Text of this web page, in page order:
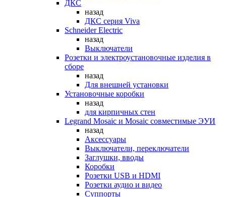
ДКС
назад
ДКС серия Viva
Schneider Electric
назад
Выключатели
Розетки и электроустановочные изделия в
сборе
назад
Для внешней установки
Установочные коробки
назад
для кирпичных стен
Legrand Mosaic и Mosaic совместимые ЭУИ
назад
Аксессуары
Выключатели, переключатели
Заглушки, вводы
Коробки
Розетки USB и HDMI
Розетки аудио и видео
Суппорты